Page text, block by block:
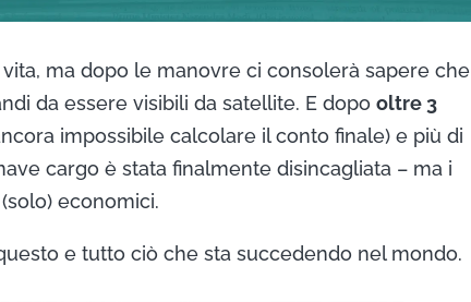
ma dopo le manovre ci consolerà sapere che
da essere visibili da satellite. E dopooltre 3
impossibile calcolare il conto finale) e più di
cargo è stata finalmente disincagliata – ma i
economici.
e tutto ciò che sta succedendo nel mondo.